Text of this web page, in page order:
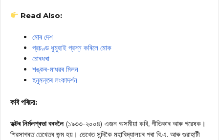
Read Also:
মোৰ দেশ
প্রচণ্ড ধুমুহাই প্রশ্ন কৰিলে মোক
চোৰধৰা
শঙ্কৰ-মাধৱৰ মিলন
হনুমন্তৰ লংকাদৰ্শন
কবি পৰিচয়:
ডক্টৰ নিৰ্মলপ্ৰভা বৰদলৈ(১৯৩৩-২০০৪) এজন অসমীয়া কবি, গীতিকাৰ আৰু গৱেষক।
শিৱসাগৰত তেখেতৰ জন্ম হয়। তেখেত সন্দিকৈ মহাবিদ্যালয়ৰ পৰা বি.এ. আৰু গুৱাহাটী